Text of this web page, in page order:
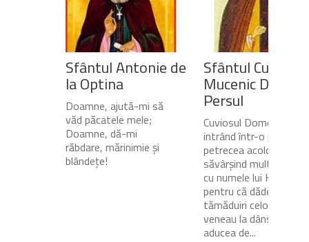
Sfântul Antonie de
la Optina
Doamne, ajută-mi să
văd păcatele mele;
Doamne, dă-mi
răbdare, mărinimie şi
blândeţe!
Sfântul Cuvios
Mucenic
Persul
Cuviosul Dometie
intrând într-o peșteră,
petrecea acolo
săvârșind multe minuni
cu numele lui Hristos,
pentru că dădea
tămăduiri celor ce
veneau la dânsul și îi
aducea de...